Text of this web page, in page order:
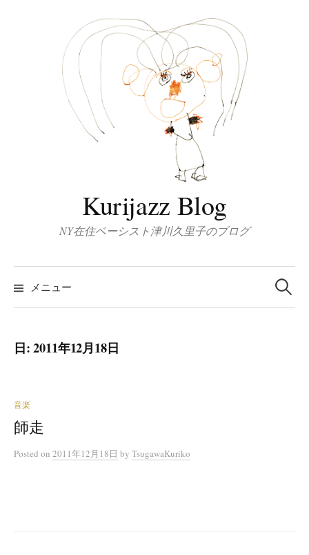
Kurijazz Blog
NY在住ベーシスト津川久里子のブログ
メニュー
検
索:
日:2011年12月18日
音楽
師走
Posted on 2011年12月18日 by TsugawaKuriko